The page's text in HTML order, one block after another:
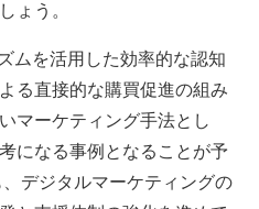
ょう。
ムを活用した効率的な認知
る直接的な購買促進の組み
マーケティング手法とし
になる事例となることが予
デジタルマーケティングの